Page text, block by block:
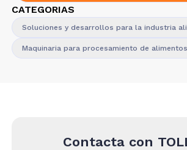
CATEGORIAS
Soluciones y desarrollos para la industria
Maquinaria para procesamiento de alimentos
Contacta con